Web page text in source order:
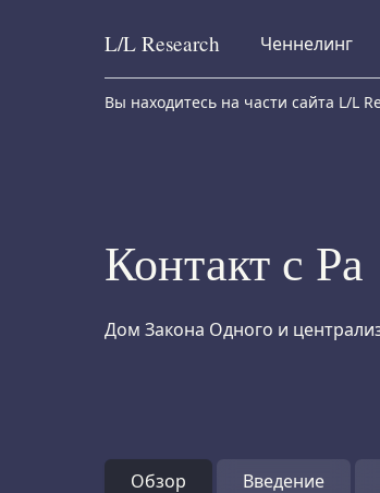
Skip to content
L/L Research Ченнелинг
Вы находитесь на части сайта L/L
Контакт с Ра
Дом Закона Одного и
Обзор Введение